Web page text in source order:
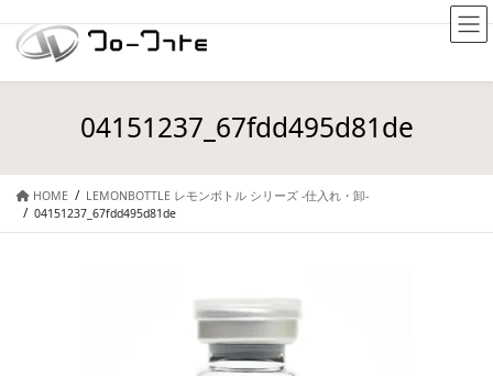
04151237_67fdd495d81de
HOME
LEMONBOTTLE レモンボトル シリーズ -仕入れ・卸-
04151237_67fdd495d81de